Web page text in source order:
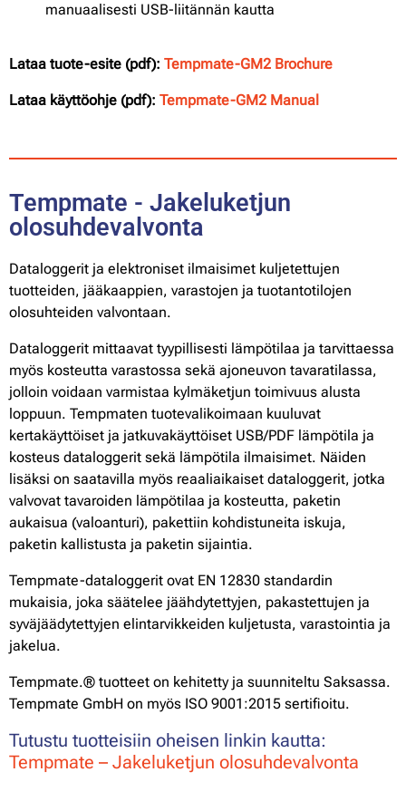
manuaalisesti USB-liitännän kautta
Lataa tuote-esite (pdf): Tempmate-GM2 Brochure
Lataa käyttöohje (pdf): Tempmate-GM2 Manual
Tempmate - Jakeluketjun
olosuhdevalvonta
Dataloggerit ja elektroniset ilmaisimet kuljetettujen
tuotteiden, jääkaappien, varastojen ja tuotantotilojen
olosuhteiden valvontaan.
Dataloggerit mittaavat tyypillisesti lämpötilaa ja tarvittaessa
myös kosteutta varastossa sekä ajoneuvon tavaratilassa,
jolloin voidaan varmistaa kylmäketjun toimivuus alusta
loppuun. Tempmaten tuotevalikoimaan kuuluvat
kertakäyttöiset ja jatkuvakäyttöiset USB/PDF lämpötila ja
kosteus dataloggerit sekä lämpötila ilmaisimet. Näiden
lisäksi on saatavilla myös reaaliaikaiset dataloggerit, jotka
valvovat tavaroiden lämpötilaa ja kosteutta, paketin
aukaisua (valoanturi), pakettiin kohdistuneita iskuja,
paketin kallistusta ja paketin sijaintia.
Tempmate-dataloggerit ovat EN 12830 standardin
mukaisia, joka säätelee jäähdytettyjen, pakastettujen ja
syväjäädytettyjen elintarvikkeiden kuljetusta, varastointia ja
jakelua.
Tempmate.® tuotteet on kehitetty ja suunniteltu Saksassa.
Tempmate GmbH on myös ISO 9001:2015 sertifioitu.
Tutustu tuotteisiin oheisen linkin kautta:
Tempmate – Jakeluketjun olosuhdevalvonta